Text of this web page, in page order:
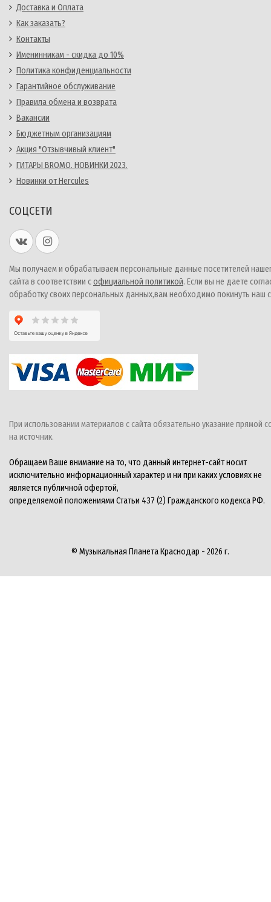
Доставка и Оплата
Как заказать?
Контакты
Именинникам - скидка до 10%
Политика конфиденциальности
Гарантийное обслуживание
Правила обмена и возврата
Вакансии
Бюджетным организациям
Акция "Отзывчивый клиент"
ГИТАРЫ BROMO. НОВИНКИ 2023.
Новинки от Hercules
СОЦСЕТИ
Мы получаем и обрабатываем персональные данные посетителей
сайта в соответствии софициальной политикой. Если вы не даете
обработку своих персональных данных,вам необходимо покинуть наш
При использовании материалов с сайта обязательно указание прямой
на источник.
Обращаем Ваше внимание на то, что данный интернет-сайт носит
исключительно информационный характер и ни при каких условиях не
является публичной офертой,
определяемой положениями Статьи 437 (2) Гражданского кодекса РФ.
© Музыкальная Планета Краснодар - 2026 г.